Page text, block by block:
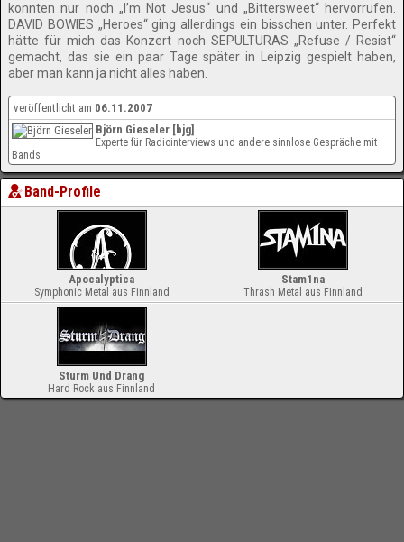
konnten nur noch „I’m Not Jesus“ und „Bittersweet“ hervorrufen.
DAVID BOWIES „Heroes“ ging allerdings ein bisschen unter. Perfekt
hätte für mich das Konzert noch SEPULTURAS „Refuse / Resist“
gemacht, das sie ein paar Tage später in Leipzig gespielt haben,
aber man kann ja nicht alles haben.
veröffentlicht am 06.11.2007
Björn Gieseler [bjg]
Experte für Radiointerviews und andere sinnlose Gespräche mit
Bands
Band-Profile
Apocalyptica
Symphonic Metal aus Finnland
Stam1na
Thrash Metal aus Finnland
Sturm Und Drang
Hard Rock aus Finnland